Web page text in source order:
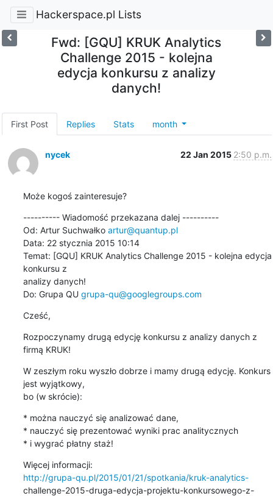
Hackerspace.pl Lists
Fwd: [GQU] KRUK Analytics
Challenge 2015 - kolejna
edycja konkursu z analizy
danych!
First Post Replies Stats month
nycek 22 Jan 2015 2:50 p.m.
Może kogoś zainteresuje?
---------- Wiadomość przekazana dalej ----------
Od: Artur Suchwałko artur@quantup.pl
Data: 22 stycznia 2015 10:14
Temat: [GQU] KRUK Analytics Challenge 2015 - kolejna edycja
konkursu z
analizy danych!
Do: Grupa QU grupa-qu@googlegroups.com
Cześć,
Rozpoczynamy drugą edycję konkursu z analizy danych z
firmą KRUK!
W zeszłym roku wyszło dobrze i mamy drugą edycję. Konkurs
jest wyjątkowy,
bo (w skrócie):
* można nauczyć się analizować dane,
* nauczyć się prezentować wyniki prac analitycznych
* i wygrać płatny staż!
http://grupa-qu.pl/2015/01/21/spotkania/kruk-analytics-
challenge-2015-druga-edycja-projektu-konkursowego-z-